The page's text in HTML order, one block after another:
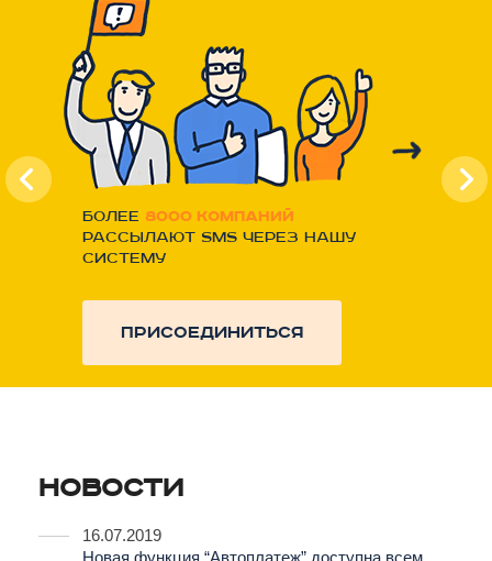
Более 8000 компаний
рассылают SMS через нашу
систему
присоединиться
Новости
16.07.2019
Новая функция “Автоплатеж” доступна всем